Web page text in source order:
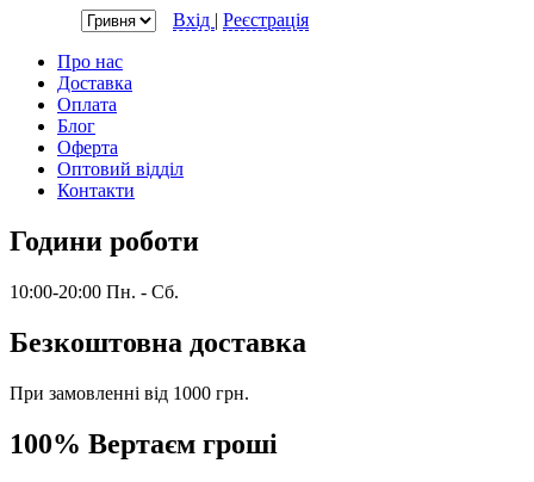
Вхід | Реєстрація
Про нас
Доставка
Оплата
Блог
Оферта
Оптовий відділ
Контакти
Години роботи
10:00-20:00 Пн. - Сб.
Безкоштовна доставка
При замовленні від 1000 грн.
100% Вертаєм гроші